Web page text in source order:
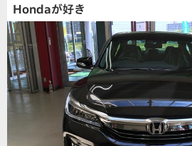
Hondaが好き